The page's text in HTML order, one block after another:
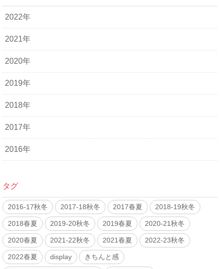
2022年
2021年
2020年
2019年
2018年
2017年
2016年
タグ
2016-17秋冬 2017-18秋冬 2017春夏 2018-19秋冬
2018春夏 2019-20秋冬 2019春夏 2020-21秋冬
2020春夏 2021-22秋冬 2021春夏 2022-23秋冬
2022春夏 display きちんと感